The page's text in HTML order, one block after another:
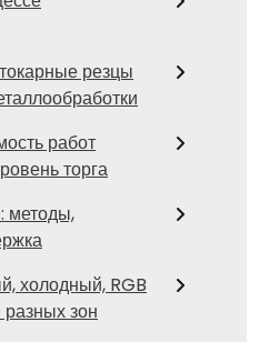
резцы
работ
торга
методы,
холодный, RGB
зон